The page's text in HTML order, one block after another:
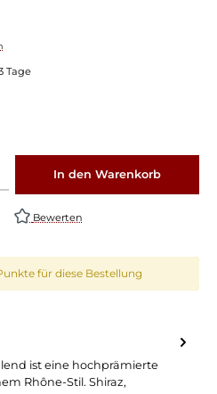
Tage
In den Warenkorb
Bewerten
für diese Bestellung
ist eine hochprämierte
Rhône-Stil. Shiraz,